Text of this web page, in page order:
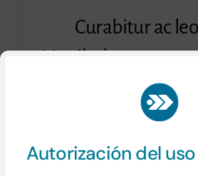
Autorización del
Curabitur ac
Vestibulum et
finibus